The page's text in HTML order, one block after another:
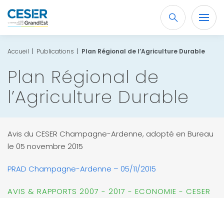
Recherche
OK
Accueil | Publications | Plan Régional de l’Agriculture Durable
Plan Régional de
l’Agriculture Durable
Avis du CESER Champagne-Ardenne, adopté en Bureau
le 05 novembre 2015
PRAD Champagne-Ardenne – 05/11/2015
AVIS & RAPPORTS 2007 - 2017 - ECONOMIE - CESER